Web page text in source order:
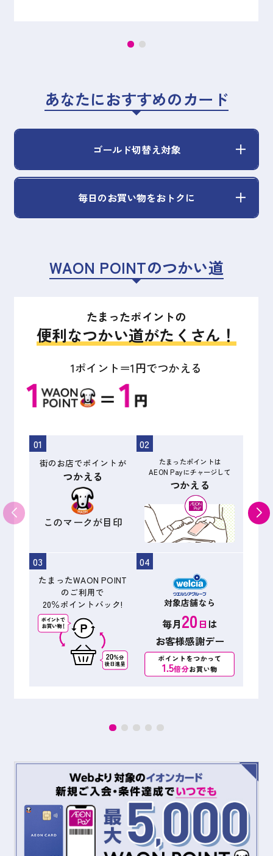
あなたにおすすめのカード
ゴールド切替え対象
毎日のお買い物をおトクに
WAON POINTのつかい道
たまったポイントの
便利なつかい道がたくさん！
1ポイント＝1円でつかえる
01
街のお店でポイントが
つかえる
このマークが目印
02
たまったポイントは
AEON Payにチャージして
つかえる
03
たまったWAON POINT
のご利用で
20％ポイントバック!
04
対象店舗なら
毎月20日 は
お客様感謝デー